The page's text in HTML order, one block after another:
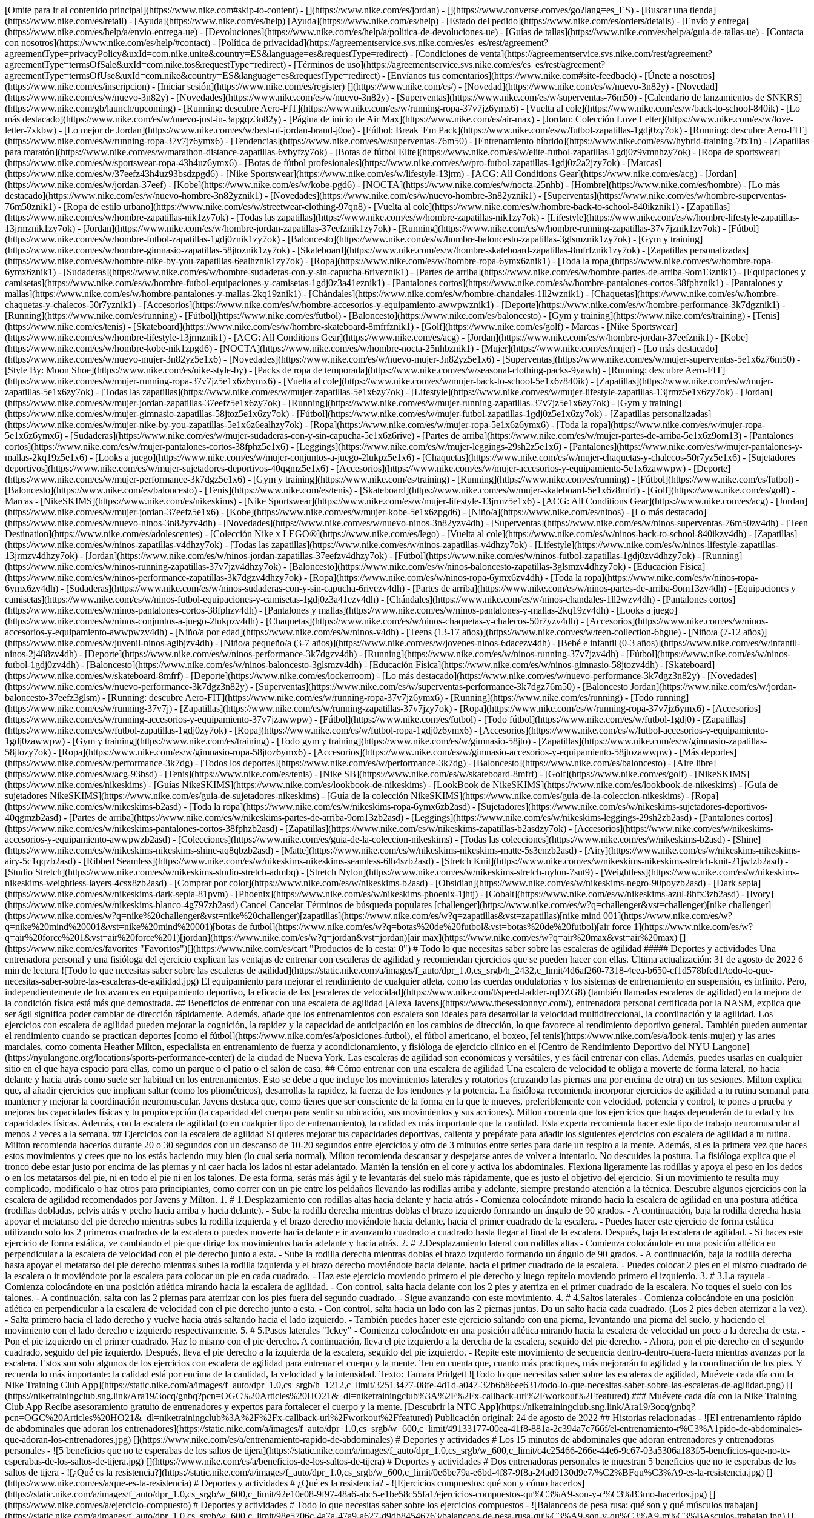
[Omite para ir al contenido principal](https://www.nike.com#skip-to-content) - [](https://www.nike.com/es/jordan) - [](https://www.converse.com/es/go?lang=es_ES) - [Buscar una tienda]
(https://www.nike.com/es/retail) - [Ayuda](https://www.nike.com/es/help) [Ayuda](https://www.nike.com/es/help) - [Estado del pedido](https://www.nike.com/es/orders/details) - [Envío y entrega]
(https://www.nike.com/es/help/a/envio-entrega-ue) - [Devoluciones](https://www.nike.com/es/help/a/politica-de-devoluciones-ue) - [Guías de tallas](https://www.nike.com/es/help/a/guia-de-tallas-ue) - [Contacta
con nosotros](https://www.nike.com/es/help/#contact) - [Política de privacidad](https://agreementservice.svs.nike.com/es/es_es/rest/agreement?
agreementType=privacyPolicy&uxId=com.nike.unite&country=ES&language=es&requestType=redirect) - [Condiciones de venta](https://agreementservice.svs.nike.com/rest/agreement?
agreementType=termsOfSale&uxId=com.nike.tos&requestType=redirect) - [Términos de uso](https://agreementservice.svs.nike.com/es/es_es/rest/agreement?
agreementType=termsOfUse&uxId=com.nike&country=ES&language=es&requestType=redirect) - [Envíanos tus comentarios](https://www.nike.com#site-feedback) - [Únete a nosotros]
(https://www.nike.com/es/inscripcion) - [Iniciar sesión](https://www.nike.com/es/register) [](https://www.nike.com/es/) - [Novedad](https://www.nike.com/es/w/nuevo-3n82y) - [Novedad]
(https://www.nike.com/es/w/nuevo-3n82y) - [Novedades](https://www.nike.com/es/w/nuevo-3n82y) - [Superventas](https://www.nike.com/es/w/superventas-76m50) - [Calendario de lanzamientos de SNKRS]
(https://www.nike.com/gb/launch/upcoming) - [Running: descubre Aero-FIT](https://www.nike.com/es/w/running-ropa-37v7jz6ymx6) - [Vuelta al cole](https://www.nike.com/es/w/back-to-school-840ik) - [Lo
más destacado](https://www.nike.com/es/w/nuevo-just-in-3apgqz3n82y) - [Página de inicio de Air Max](https://www.nike.com/es/air-max) - [Jordan: Colección Love Letter](https://www.nike.com/es/w/love-
letter-7xkbw) - [Lo mejor de Jordan](https://www.nike.com/es/w/best-of-jordan-brand-j0oa) - [Fútbol: Break 'Em Pack](https://www.nike.com/es/w/futbol-zapatillas-1gdj0zy7ok) - [Running: descubre Aero-FIT]
(https://www.nike.com/es/w/running-ropa-37v7jz6ymx6) - [Tendencias](https://www.nike.com/es/w/superventas-76m50) - [Entrenamiento híbrido](https://www.nike.com/es/w/hybrid-training-7fx1n) - [Zapatillas
para maratón](https://www.nike.com/es/w/marathon-distance-zapatillas-6vbyfzy7ok) - [Botas de fútbol Elite](https://www.nike.com/es/w/elite-futbol-zapatillas-1gdj0z9vmnhzy7ok) - [Ropa de sportswear]
(https://www.nike.com/es/w/sportswear-ropa-43h4uz6ymx6) - [Botas de fútbol profesionales](https://www.nike.com/es/w/pro-futbol-zapatillas-1gdj0z2a2jzy7ok) - [Marcas]
(https://www.nike.com/es/w/37eefz43h4uz93bsdzpgd6) - [Nike Sportswear](https://www.nike.com/es/w/lifestyle-13jrm) - [ACG: All Conditions Gear](https://www.nike.com/es/acg) - [Jordan]
(https://www.nike.com/es/w/jordan-37eef) - [Kobe](https://www.nike.com/es/w/kobe-pgd6) - [NOCTA](https://www.nike.com/es/w/nocta-25nhb) - [Hombre](https://www.nike.com/es/hombre) - [Lo más
destacado](https://www.nike.com/es/w/nuevo-hombre-3n82yznik1) - [Novedades](https://www.nike.com/es/w/nuevo-hombre-3n82yznik1) - [Superventas](https://www.nike.com/es/w/hombre-superventas-
76m50znik1) - [Ropa de estilo urbano](https://www.nike.com/es/w/streetwear-clothing-97qn8) - [Vuelta al cole](https://www.nike.com/es/w/hombre-back-to-school-840ikznik1) - [Zapatillas]
(https://www.nike.com/es/w/hombre-zapatillas-nik1zy7ok) - [Todas las zapatillas](https://www.nike.com/es/w/hombre-zapatillas-nik1zy7ok) - [Lifestyle](https://www.nike.com/es/w/hombre-lifestyle-zapatillas-
13jrmznik1zy7ok) - [Jordan](https://www.nike.com/es/w/hombre-jordan-zapatillas-37eefznik1zy7ok) - [Running](https://www.nike.com/es/w/hombre-running-zapatillas-37v7jznik1zy7ok) - [Fútbol]
(https://www.nike.com/es/w/hombre-futbol-zapatillas-1gdj0znik1zy7ok) - [Baloncesto](https://www.nike.com/es/w/hombre-baloncesto-zapatillas-3glsmznik1zy7ok) - [Gym y training]
(https://www.nike.com/es/w/hombre-gimnasio-zapatillas-58jtoznik1zy7ok) - [Skateboard](https://www.nike.com/es/w/hombre-skateboard-zapatillas-8mfrfznik1zy7ok) - [Zapatillas personalizadas]
(https://www.nike.com/es/w/hombre-nike-by-you-zapatillas-6ealhznik1zy7ok) - [Ropa](https://www.nike.com/es/w/hombre-ropa-6ymx6znik1) - [Toda la ropa](https://www.nike.com/es/w/hombre-ropa-
6ymx6znik1) - [Sudaderas](https://www.nike.com/es/w/hombre-sudaderas-con-y-sin-capucha-6riveznik1) - [Partes de arriba](https://www.nike.com/es/w/hombre-partes-de-arriba-9om13znik1) - [Equipaciones y
camisetas](https://www.nike.com/es/w/hombre-futbol-equipaciones-y-camisetas-1gdj0z3a41eznik1) - [Pantalones cortos](https://www.nike.com/es/w/hombre-pantalones-cortos-38fphznik1) - [Pantalones y
mallas](https://www.nike.com/es/w/hombre-pantalones-y-mallas-2kq19znik1) - [Chándales](https://www.nike.com/es/w/hombre-chandales-1ll2wznik1) - [Chaquetas](https://www.nike.com/es/w/hombre-
chaquetas-y-chalecos-50r7yznik1) - [Accesorios](https://www.nike.com/es/w/hombre-accesorios-y-equipamiento-awwpwznik1) - [Deporte](https://www.nike.com/es/w/hombre-performance-3k7dgznik1) -
[Running](https://www.nike.com/es/running) - [Fútbol](https://www.nike.com/es/futbol) - [Baloncesto](https://www.nike.com/es/baloncesto) - [Gym y training](https://www.nike.com/es/training) - [Tenis]
(https://www.nike.com/es/tenis) - [Skateboard](https://www.nike.com/es/w/hombre-skateboard-8mfrfznik1) - [Golf](https://www.nike.com/es/golf) - Marcas - [Nike Sportswear]
(https://www.nike.com/es/w/hombre-lifestyle-13jrmznik1) - [ACG: All Conditions Gear](https://www.nike.com/es/acg) - [Jordan](https://www.nike.com/es/w/hombre-jordan-37eefznik1) - [Kobe]
(https://www.nike.com/es/w/hombre-kobe-nik1zpgd6) - [NOCTA](https://www.nike.com/es/w/hombre-nocta-25nhbznik1) - [Mujer](https://www.nike.com/es/mujer) - [Lo más destacado]
(https://www.nike.com/es/w/nuevo-mujer-3n82yz5e1x6) - [Novedades](https://www.nike.com/es/w/nuevo-mujer-3n82yz5e1x6) - [Superventas](https://www.nike.com/es/w/mujer-superventas-5e1x6z76m50) -
[Style By: Moon Shoe](https://www.nike.com/es/nike-style-by) - [Packs de ropa de temporada](https://www.nike.com/es/w/seasonal-clothing-packs-9yawh) - [Running: descubre Aero-FIT]
(https://www.nike.com/es/w/mujer-running-ropa-37v7jz5e1x6z6ymx6) - [Vuelta al cole](https://www.nike.com/es/w/mujer-back-to-school-5e1x6z840ik) - [Zapatillas](https://www.nike.com/es/w/mujer-
zapatillas-5e1x6zy7ok) - [Todas las zapatillas](https://www.nike.com/es/w/mujer-zapatillas-5e1x6zy7ok) - [Lifestyle](https://www.nike.com/es/w/mujer-lifestyle-zapatillas-13jrmz5e1x6zy7ok) - [Jordan]
(https://www.nike.com/es/w/mujer-jordan-zapatillas-37eefz5e1x6zy7ok) - [Running](https://www.nike.com/es/w/mujer-running-zapatillas-37v7jz5e1x6zy7ok) - [Gym y training]
(https://www.nike.com/es/w/mujer-gimnasio-zapatillas-58jtoz5e1x6zy7ok) - [Fútbol](https://www.nike.com/es/w/mujer-futbol-zapatillas-1gdj0z5e1x6zy7ok) - [Zapatillas personalizadas]
(https://www.nike.com/es/w/mujer-nike-by-you-zapatillas-5e1x6z6ealhzy7ok) - [Ropa](https://www.nike.com/es/w/mujer-ropa-5e1x6z6ymx6) - [Toda la ropa](https://www.nike.com/es/w/mujer-ropa-
5e1x6z6ymx6) - [Sudaderas](https://www.nike.com/es/w/mujer-sudaderas-con-y-sin-capucha-5e1x6z6rive) - [Partes de arriba](https://www.nike.com/es/w/mujer-partes-de-arriba-5e1x6z9om13) - [Pantalones
cortos](https://www.nike.com/es/w/mujer-pantalones-cortos-38fphz5e1x6) - [Leggings](https://www.nike.com/es/w/mujer-leggings-29sh2z5e1x6) - [Pantalones](https://www.nike.com/es/w/mujer-pantalones-y-
mallas-2kq19z5e1x6) - [Looks a juego](https://www.nike.com/es/w/mujer-conjuntos-a-juego-2lukpz5e1x6) - [Chaquetas](https://www.nike.com/es/w/mujer-chaquetas-y-chalecos-50r7yz5e1x6) - [Sujetadores
deportivos](https://www.nike.com/es/w/mujer-sujetadores-deportivos-40qgmz5e1x6) - [Accesorios](https://www.nike.com/es/w/mujer-accesorios-y-equipamiento-5e1x6zawwpw) - [Deporte]
(https://www.nike.com/es/w/mujer-performance-3k7dgz5e1x6) - [Gym y training](https://www.nike.com/es/training) - [Running](https://www.nike.com/es/running) - [Fútbol](https://www.nike.com/es/futbol) -
[Baloncesto](https://www.nike.com/es/baloncesto) - [Tenis](https://www.nike.com/es/tenis) - [Skateboard](https://www.nike.com/es/w/mujer-skateboard-5e1x6z8mfrf) - [Golf](https://www.nike.com/es/golf) -
Marcas - [NikeSKIMS](https://www.nike.com/es/nikeskims) - [Nike Sportswear](https://www.nike.com/es/w/mujer-lifestyle-13jrmz5e1x6) - [ACG: All Conditions Gear](https://www.nike.com/es/acg) - [Jordan]
(https://www.nike.com/es/w/mujer-jordan-37eefz5e1x6) - [Kobe](https://www.nike.com/es/w/mujer-kobe-5e1x6zpgd6) - [Niño/a](https://www.nike.com/es/ninos) - [Lo más destacado]
(https://www.nike.com/es/w/nuevo-ninos-3n82yzv4dh) - [Novedades](https://www.nike.com/es/w/nuevo-ninos-3n82yzv4dh) - [Superventas](https://www.nike.com/es/w/ninos-superventas-76m50zv4dh) - [Teen
Destination](https://www.nike.com/es/adolescentes) - [Colección Nike x LEGO®](https://www.nike.com/es/lego) - [Vuelta al cole](https://www.nike.com/es/w/ninos-back-to-school-840ikzv4dh) - [Zapatillas]
(https://www.nike.com/es/w/ninos-zapatillas-v4dhzy7ok) - [Todas las zapatillas](https://www.nike.com/es/w/ninos-zapatillas-v4dhzy7ok) - [Lifestyle](https://www.nike.com/es/w/ninos-lifestyle-zapatillas-
13jrmzv4dhzy7ok) - [Jordan](https://www.nike.com/es/w/ninos-jordan-zapatillas-37eefzv4dhzy7ok) - [Fútbol](https://www.nike.com/es/w/ninos-futbol-zapatillas-1gdj0zv4dhzy7ok) - [Running]
(https://www.nike.com/es/w/ninos-running-zapatillas-37v7jzv4dhzy7ok) - [Baloncesto](https://www.nike.com/es/w/ninos-baloncesto-zapatillas-3glsmzv4dhzy7ok) - [Educación Física]
(https://www.nike.com/es/w/ninos-performance-zapatillas-3k7dgzv4dhzy7ok) - [Ropa](https://www.nike.com/es/w/ninos-ropa-6ymx6zv4dh) - [Toda la ropa](https://www.nike.com/es/w/ninos-ropa-
6ymx6zv4dh) - [Sudaderas](https://www.nike.com/es/w/ninos-sudaderas-con-y-sin-capucha-6rivezv4dh) - [Partes de arriba](https://www.nike.com/es/w/ninos-partes-de-arriba-9om13zv4dh) - [Equipaciones y
camisetas](https://www.nike.com/es/w/ninos-futbol-equipaciones-y-camisetas-1gdj0z3a41ezv4dh) - [Chándales](https://www.nike.com/es/w/ninos-chandales-1ll2wzv4dh) - [Pantalones cortos]
(https://www.nike.com/es/w/ninos-pantalones-cortos-38fphzv4dh) - [Pantalones y mallas](https://www.nike.com/es/w/ninos-pantalones-y-mallas-2kq19zv4dh) - [Looks a juego]
(https://www.nike.com/es/w/ninos-conjuntos-a-juego-2lukpzv4dh) - [Chaquetas](https://www.nike.com/es/w/ninos-chaquetas-y-chalecos-50r7yzv4dh) - [Accesorios](https://www.nike.com/es/w/ninos-
accesorios-y-equipamiento-awwpwzv4dh) - [Niño/a por edad](https://www.nike.com/es/w/ninos-v4dh) - [Teens (13-17 años)](https://www.nike.com/es/w/teen-collection-6hgue) - [Niño/a (7-12 años)]
(https://www.nike.com/es/w/juvenil-ninos-agibjzv4dh) - [Niño/a pequeño/a (3-7 años)](https://www.nike.com/es/w/jovenes-ninos-6dacezv4dh) - [Bebé e infantil (0-3 años)](https://www.nike.com/es/w/infantil-
ninos-2j488zv4dh) - [Deporte](https://www.nike.com/es/w/ninos-performance-3k7dgzv4dh) - [Running](https://www.nike.com/es/w/ninos-running-37v7jzv4dh) - [Fútbol](https://www.nike.com/es/w/ninos-
futbol-1gdj0zv4dh) - [Baloncesto](https://www.nike.com/es/w/ninos-baloncesto-3glsmzv4dh) - [Educación Física](https://www.nike.com/es/w/ninos-gimnasio-58jtozv4dh) - [Skateboard]
(https://www.nike.com/es/w/skateboard-8mfrf) - [Deporte](https://www.nike.com/es/lockerroom) - [Lo más destacado](https://www.nike.com/es/w/nuevo-performance-3k7dgz3n82y) - [Novedades]
(https://www.nike.com/es/w/nuevo-performance-3k7dgz3n82y) - [Superventas](https://www.nike.com/es/w/superventas-performance-3k7dgz76m50) - [Baloncesto Jordan](https://www.nike.com/es/w/jordan-
baloncesto-37eefz3glsm) - [Running: descubre Aero-FIT](https://www.nike.com/es/w/running-ropa-37v7jz6ymx6) - [Running](https://www.nike.com/es/running) - [Todo running]
(https://www.nike.com/es/w/running-37v7j) - [Zapatillas](https://www.nike.com/es/w/running-zapatillas-37v7jzy7ok) - [Ropa](https://www.nike.com/es/w/running-ropa-37v7jz6ymx6) - [Accesorios]
(https://www.nike.com/es/w/running-accesorios-y-equipamiento-37v7jzawwpw) - [Fútbol](https://www.nike.com/es/futbol) - [Todo fútbol](https://www.nike.com/es/w/futbol-1gdj0) - [Zapatillas]
(https://www.nike.com/es/w/futbol-zapatillas-1gdj0zy7ok) - [Ropa](https://www.nike.com/es/w/futbol-ropa-1gdj0z6ymx6) - [Accesorios](https://www.nike.com/es/w/futbol-accesorios-y-equipamiento-
1gdj0zawwpw) - [Gym y training](https://www.nike.com/es/training) - [Todo gym y training](https://www.nike.com/es/w/gimnasio-58jto) - [Zapatillas](https://www.nike.com/es/w/gimnasio-zapatillas-
58jtozy7ok) - [Ropa](https://www.nike.com/es/w/gimnasio-ropa-58jtoz6ymx6) - [Accesorios](https://www.nike.com/es/w/gimnasio-accesorios-y-equipamiento-58jtozawwpw) - [Más deportes]
(https://www.nike.com/es/w/performance-3k7dg) - [Todos los deportes](https://www.nike.com/es/w/performance-3k7dg) - [Baloncesto](https://www.nike.com/es/baloncesto) - [Aire libre]
(https://www.nike.com/es/w/acg-93bsd) - [Tenis](https://www.nike.com/es/tenis) - [Nike SB](https://www.nike.com/es/w/skateboard-8mfrf) - [Golf](https://www.nike.com/es/golf) - [NikeSKIMS]
(https://www.nike.com/es/nikeskims) - [Guías NikeSKIMS](https://www.nike.com/es/lookbook-de-nikeskims) - [LookBook de NikeSKIMS](https://www.nike.com/es/lookbook-de-nikeskims) - [Guía de
sujetadores NikeSKIMS](https://www.nike.com/es/guia-de-sujetadores-nikeskims) - [Guía de la colección NikeSKIMS](https://www.nike.com/es/guia-de-la-coleccion-nikeskims) - [Ropa]
(https://www.nike.com/es/w/nikeskims-b2asd) - [Toda la ropa](https://www.nike.com/es/w/nikeskims-ropa-6ymx6zb2asd) - [Sujetadores](https://www.nike.com/es/w/nikeskims-sujetadores-deportivos-
40qgmzb2asd) - [Partes de arriba](https://www.nike.com/es/w/nikeskims-partes-de-arriba-9om13zb2asd) - [Leggings](https://www.nike.com/es/w/nikeskims-leggings-29sh2zb2asd) - [Pantalones cortos]
(https://www.nike.com/es/w/nikeskims-pantalones-cortos-38fphzb2asd) - [Zapatillas](https://www.nike.com/es/w/nikeskims-zapatillas-b2asdzy7ok) - [Accesorios](https://www.nike.com/es/w/nikeskims-
accesorios-y-equipamiento-awwpwzb2asd) - [Colecciones](https://www.nike.com/es/guia-de-la-coleccion-nikeskims) - [Todas las colecciones](https://www.nike.com/es/w/nikeskims-b2asd) - [Shine]
(https://www.nike.com/es/w/nikeskims-nikeskims-shine-aq8qbzb2asd) - [Matte](https://www.nike.com/es/w/nikeskims-nikeskims-matte-5s3enzb2asd) - [Airy](https://www.nike.com/es/w/nikeskims-nikeskims-
airy-5c1qqzb2asd) - [Ribbed Seamless](https://www.nike.com/es/w/nikeskims-nikeskims-seamless-6lh4szb2asd) - [Stretch Knit](https://www.nike.com/es/w/nikeskims-nikeskims-stretch-knit-21jwlzb2asd) -
[Studio Stretch](https://www.nike.com/es/w/nikeskims-studio-stretch-admbq) - [Stretch Nylon](https://www.nike.com/es/w/nikeskims-stretch-nylon-7sut9) - [Weightless](https://www.nike.com/es/w/nikeskims-
nikeskims-weightless-layers-4csx8zb2asd) - [Comprar por color](https://www.nike.com/es/w/nikeskims-b2asd) - [Obsidian](https://www.nike.com/es/w/nikeskims-negro-90poyzb2asd) - [Dark sepia](https://www.nike.com/es/w/nikeskims-dark-sepia-81pvm) - [Phoenix](https://www.nike.com/es/w/nikeskims-phoenix-1jhtj) - [Cobalt](https://www.nike.com/es/w/nikeskims-azul-8hfx3zb2asd) - [Ivory](https://www.nike.com/es/w/nikeskims-blanco-4g797zb2asd) Cancel Cancelar Términos de búsqueda populares [challenger](https://www.nike.com/es/w?q=challenger&vst=challenger)[nike challenger](https://www.nike.com/es/w?q=nike%20challenger&vst=nike%20challenger)[zapatillas](https://www.nike.com/es/w?q=zapatillas&vst=zapatillas)[nike mind 001](https://www.nike.com/es/w?q=nike%20mind%20001&vst=nike%20mind%20001)[botas de futbol](https://www.nike.com/es/w?q=botas%20de%20futbol&vst=botas%20de%20futbol)[air force 1](https://www.nike.com/es/w?q=air%20force%201&vst=air%20force%201)[jordan](https://www.nike.com/es/w?q=jordan&vst=jordan)[air max](https://www.nike.com/es/w?q=air%20max&vst=air%20max) [](https://www.nike.com/es/favorites "Favoritos")[](https://www.nike.com/es/cart "Productos de la cesta: 0") # Todo lo que necesitas saber sobre las escaleras de agilidad ##### Deportes y actividades Una entrenadora personal y una fisióloga del ejercicio explican las ventajas de entrenar con escaleras de agilidad y recomiendan ejercicios que se pueden hacer con ellas. Última actualización: 31 de agosto de 2022 6 min de lectura ![Todo lo que necesitas saber sobre las escaleras de agilidad](https://static.nike.com/a/images/f_auto/dpr_1.0,cs_srgb/h_2432,c_limit/4d6af260-7318-4eea-b650-cf1d578bfcd1/todo-lo-que-necesitas-saber-sobre-las-escaleras-de-agilidad.jpg) El equipamiento para mejorar el rendimiento de cualquier atleta, como las cuerdas ondulatorias y los sistemas de entrenamiento en suspensión, es infinito. Pero, independientemente de los avances en equipamiento deportivo, la eficacia de las [escaleras de velocidad](https://www.nike.com/t/speed-ladder-rqDZG8) (también llamadas escaleras de agilidad) en la mejora de la condición física está más que demostrada. ## Beneficios de entrenar con una escalera de agilidad [Alexa Javens](https://www.thesessionnyc.com/), entrenadora personal certificada por la NASM, explica que ser ágil significa poder cambiar de dirección rápidamente. Además, añade que los entrenamientos con escalera son ideales para desarrollar la velocidad multidireccional, la coordinación y la agilidad. Los ejercicios con escalera de agilidad pueden mejorar la cognición, la rapidez y la capacidad de anticipación en los cambios de dirección, lo que favorece al rendimiento deportivo general. También pueden aumentar el rendimiento cuando se practican deportes [como el fútbol](https://www.nike.com/es/a/posiciones-futbol), el fútbol americano, el boxeo, [el tenis](https://www.nike.com/es/a/look-tenis-mujer) y las artes marciales, como comenta Heather Milton, especialista en entrenamiento de fuerza y acondicionamiento, y fisióloga de ejercicio clínico en el [Centro de Rendimiento Deportivo del NYU Langone](https://nyulangone.org/locations/sports-performance-center) de la ciudad de Nueva York. Las escaleras de agilidad son económicas y versátiles, y es fácil entrenar con ellas. Además, puedes usarlas en cualquier sitio en el que haya espacio para ellas, como un parque o el patio o el salón de casa. ## Cómo entrenar con una escalera de agilidad Una escalera de velocidad te obliga a moverte de forma lateral, no hacia delante y hacia atrás como suele ser habitual en los entrenamientos. Esto se debe a que incluye los movimientos laterales y rotatorios (cruzando las piernas una por encima de otra) en tus sesiones. Milton explica que, al añadir ejercicios que implican saltar (como los pliométricos), desarrollas la rapidez, la fuerza de los tendones y la potencia. La fisióloga recomienda incorporar ejercicios de agilidad a tu rutina semanal para mantener y mejorar la coordinación neuromuscular. Javens destaca que, como tienes que ser consciente de la forma en la que te mueves, preferiblemente con velocidad, potencia y control, te pones a prueba y mejoras tus capacidades físicas y tu propiocepción (la capacidad del cuerpo para sentir su ubicación, sus movimientos y sus acciones). Milton comenta que los ejercicios que hagas dependerán de tu edad y tus capacidades físicas. Además, con la escalera de agilidad (o en cualquier tipo de entrenamiento), la calidad es más importante que la cantidad. Esta experta recomienda hacer este tipo de trabajo neuromuscular al menos 2 veces a la semana. ## Ejercicios con la escalera de agilidad Si quieres mejorar tus capacidades deportivas, calienta y prepárate para añadir los siguientes ejercicios con escalera de agilidad a tu rutina. Milton recomienda hacerlos durante 20 o 30 segundos con un descanso de 10-20 segundos entre ejercicios y otro de 3 minutos entre series para darle un respiro a la mente. Además, si es la primera vez que haces estos movimientos y crees que no los estás haciendo muy bien (lo cual sería normal), Milton recomienda descansar y despejarse antes de volver a intentarlo. No descuides la postura. La fisióloga explica que el tronco debe estar justo por encima de las piernas y ni caer hacia los lados ni estar adelantado. Mantén la tensión en el core y activa los abdominales. Flexiona ligeramente las rodillas y apoya el peso en los dedos o en los metatarsos del pie, ni en todo el pie ni en los talones. De esta forma, serás más ágil y te levantarás del suelo más rápidamente, que es justo el objetivo del ejercicio. Si un movimiento te resulta muy complicado, modifícalo o haz otros para principiantes, como correr con un pie entre los peldaños llevando las rodillas arriba y adelante, siempre prestando atención a la técnica. Descubre algunos ejercicios con la escalera de agilidad recomendados por Javens y Milton. 1. # 1.Desplazamiento con rodillas altas hacia delante y hacia atrás - Comienza colocándote mirando hacia la escalera de agilidad en una postura atlética (rodillas dobladas, pelvis atrás y pecho hacia arriba y hacia delante). - Sube la rodilla derecha mientras doblas el brazo izquierdo formando un ángulo de 90 grados. - A continuación, baja la rodilla derecha hasta apoyar el metatarso del pie derecho mientras subes la rodilla izquierda y el brazo derecho moviéndote hacia delante, hacia el primer cuadrado de la escalera. - Puedes hacer este ejercicio de forma estática utilizando solo los 2 primeros cuadrados de la escalera o puedes moverte hacia delante e ir avanzando cuadrado a cuadrado hasta llegar al final de la escalera. Después, baja la escalera de agilidad. - Si haces este ejercicio de forma estática, ve cambiando el pie que dirige los movimientos hacia adelante y hacia atrás. 2. # 2.Desplazamiento lateral con rodillas altas - Comienza colocándote en una posición atlética en perpendicular a la escalera de velocidad con el pie derecho junto a esta. - Sube la rodilla derecha mientras doblas el brazo izquierdo formando un ángulo de 90 grados. - A continuación, baja la rodilla derecha hasta apoyar el metatarso del pie derecho mientras subes la rodilla izquierda y el brazo derecho moviéndote hacia delante, hacia el primer cuadrado de la escalera. - Puedes colocar 2 pies en el mismo cuadrado de la escalera o ir moviéndote por la escalera para colocar un pie en cada cuadrado. - Haz este ejercicio moviendo primero el pie derecho y luego repítelo moviendo primero el izquierdo. 3. # 3.La rayuela - Comienza colocándote en una posición atlética mirando hacia la escalera de agilidad. - Con control, salta hacia delante con los 2 pies y aterriza en el primer cuadrado de la escalera. No toques el suelo con los talones. - A continuación, salta con las 2 piernas para aterrizar con los pies fuera del segundo cuadrado. - Sigue avanzando con este movimiento. 4. # 4.Saltos laterales - Comienza colocándote en una posición atlética en perpendicular a la escalera de velocidad con el pie derecho junto a esta. - Con control, salta hacia un lado con las 2 piernas juntas. Da un salto hacia cada cuadrado. (Los 2 pies deben aterrizar a la vez). - Salta primero hacia el lado derecho y vuelve hacia atrás saltando hacia el lado izquierdo. - También puedes hacer este ejercicio saltando con una pierna, levantando una pierna del suelo, y haciendo el movimiento con el lado derecho e izquierdo respectivamente. 5. # 5.Pasos laterales "Ickey" - Comienza colocándote en una posición atlética mirando hacia la escalera de velocidad un poco a la derecha de esta. - Pon el pie izquierdo en el primer cuadrado. Haz lo mismo con el pie derecho. A continuación, lleva el pie izquierdo a la derecha de la escalera, seguido del pie derecho. - Ahora, pon el pie derecho en el segundo cuadrado, seguido del pie izquierdo. Después, lleva el pie derecho a la izquierda de la escalera, seguido del pie izquierdo. - Repite este movimiento de secuencia dentro-dentro-fuera-fuera mientras avanzas por la escalera. Estos son solo algunos de los ejercicios con escalera de agilidad para entrenar el cuerpo y la mente. Ten en cuenta que, cuanto más practiques, más mejorarán tu agilidad y la coordinación de los pies. Y recuerda lo más importante: la calidad está por encima de la cantidad, la velocidad y la intensidad. Texto: Tamara Pridgett ![Todo lo que necesitas saber sobre las escaleras de agilidad, Muévete cada día con la Nike Training Club App](https://static.nike.com/a/images/f_auto/dpr_1.0,cs_srgb/h_1212,c_limit/32513477-08fe-4d1d-a047-32b6b86ee631/todo-lo-que-necesitas-saber-sobre-las-escaleras-de-agilidad.png) [](https://niketrainingclub.sng.link/Ara19/3ocq/gnbq?pcn=OGC%20Articles%20HO21&_dl=niketrainingclub%3A%2F%2Fx-callback-url%2Fworkout%2Ffeatured) ### Muévete cada día con la Nike Training Club App Recibe asesoramiento gratuito de entrenadores y expertos pa